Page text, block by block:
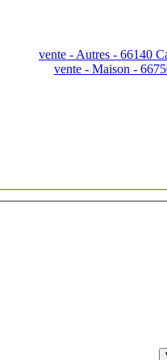
vente - Autres - 66140
vente - Maison -